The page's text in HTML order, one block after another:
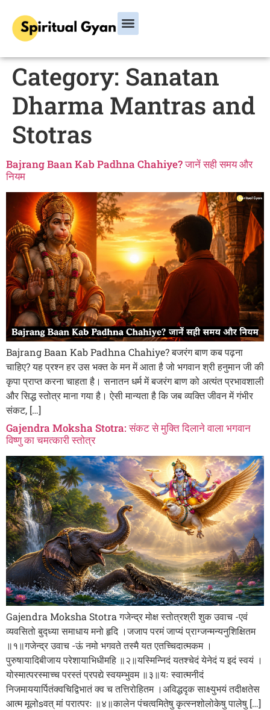
Category: Sanatan
Dharma Mantras and
Stotras
Bajrang Baan Kab Padhna Chahiye? जानें सही समय और
नियम
Bajrang Baan Kab Padhna Chahiye? बजरंग बाण कब पढ़ना
चाहिए? यह प्रश्न हर उस भक्त के मन में आता है जो भगवान श्री हनुमान जी की
कृपा प्राप्त करना चाहता है। सनातन धर्म में बजरंग बाण को अत्यंत प्रभावशाली
और सिद्ध स्तोत्र माना गया है। ऐसी मान्यता है कि जब व्यक्ति जीवन में गंभीर
संकट, […]
Gajendra Moksha Stotra: संकट से मुक्ति दिलाने वाला भगवान
विष्णु का चमत्कारी स्तोत्र
Gajendra Moksha Stotra गजेन्द्र मोक्ष स्तोत्रश्री शुक उवाच -एवं
व्यवसितो बुद्ध्या समाधाय मनो हृदि ।जजाप परमं जाप्यं प्राग्जन्मन्यनुशिक्षितम
॥१॥गजेन्द्र उवाच -ऊं नमो भगवते तस्मै यत एतच्चिदात्मकम ।
पुरुषायादिबीजाय परेशायाभिधीमहि ॥२॥यस्मिन्निदं यतश्चेदं येनेदं य इदं स्वयं ।
योस्मात्परस्माच्च परस्तं प्रपद्ये स्वयम्भुवम ॥३॥यः स्वात्मनीदं
निजमाययार्पितंक्वचिद्विभातं क्व च तत्तिरोहितम ।अविद्धदृक साक्ष्युभयं तदीक्षतेस
आत्म मूलोsवत् मां परात्परः ॥४॥कालेन पंचत्वमितेषु कृत्स्नशोलोकेषु पालेषु […]